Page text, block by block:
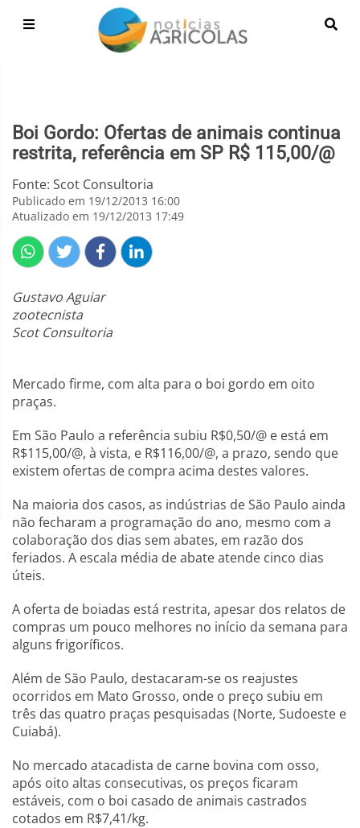
Boi Gordo: Ofertas de animais continua
restrita, referência em SP R$ 115,00/@
Fonte: Scot Consultoria
Publicado em 19/12/2013 16:00
Atualizado em 19/12/2013 17:49
Gustavo Aguiar
zootecnista
Scot Consultoria
Mercado firme, com alta para o boi gordo em oito
praças.
Em São Paulo a referência subiu R$0,50/@ e está em
R$115,00/@, à vista, e R$116,00/@, a prazo, sendo que
existem ofertas de compra acima destes valores.
Na maioria dos casos, as indústrias de São Paulo ainda
não fecharam a programação do ano, mesmo com a
colaboração dos dias sem abates, em razão dos
feriados. A escala média de abate atende cinco dias
úteis.
A oferta de boiadas está restrita, apesar dos relatos de
compras um pouco melhores no início da semana para
alguns frigoríficos.
Além de São Paulo, destacaram-se os reajustes
ocorridos em Mato Grosso, onde o preço subiu em
três das quatro praças pesquisadas (Norte, Sudoeste e
Cuiabá).
No mercado atacadista de carne bovina com osso,
após oito altas consecutivas, os preços ficaram
estáveis, com o boi casado de animais castrados
cotados em R$7,41/kg.